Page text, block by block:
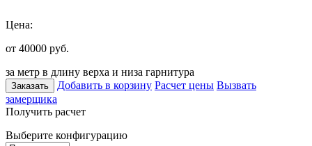
Цена:
от 40000 руб.
за метр в длину верха и низа гарнитура
Заказать Добавить в корзину Расчет цены Вызвать
замерщика
Получить расчет
Выберите конфигурацию